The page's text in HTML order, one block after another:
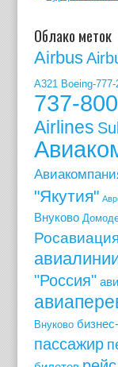
Облако меток
Airbus
A321 Boeing-777-
737-800
Airlines
"Якутия"
Внуково
Росавиация
"Россия"
Внуково
пассажир